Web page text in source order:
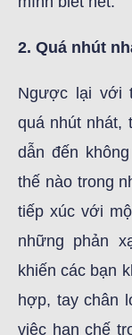
2. Quá nhút
Ngược lại với
quá nhút nhát,
dẫn đến
thế nào trong
tiếp xúc với
những phản
khiến các bạn
hợp, tay chân
việc hạn chế